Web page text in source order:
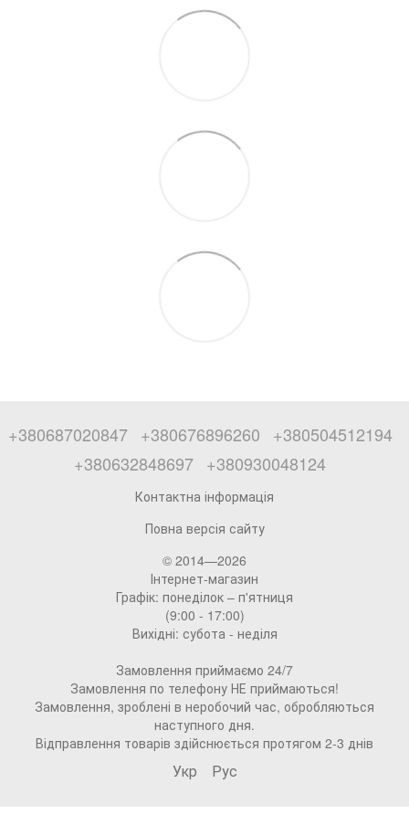
+380687020847 +380676896260
+380504512194
+380632848697 +380930048124
Контактна інформація
Повна версія сайту
© 2014—2026
Інтернет-магазин
Графік: понеділок – п'ятниця
(9:00 - 17:00)
Вихідні: субота - неділя
Замовлення приймаємо 24/7
Замовлення по телефону НЕ приймаються!
Замовлення, зроблені в неробочий час, обробляються
наступного дня.
Відправлення товарів здійснюється протягом 2-3 днів
Укр Рус